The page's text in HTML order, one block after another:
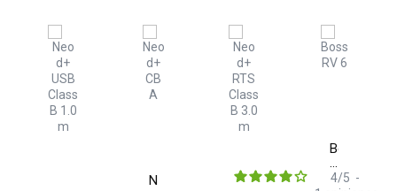
Neo
Boss
RV
6
4/5 -